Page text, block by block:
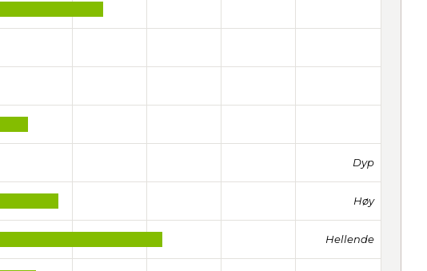
Dyp
Høy
Hellende